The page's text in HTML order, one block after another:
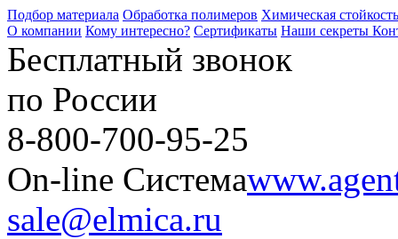
Подбор материала Обработка полимеров Химическая стойкость
О компании Кому интересно? Сертификаты Наши секреты
Бесплатный звонок
по России
8-800-700-95-25
On-line Система
sale@elmica.ru